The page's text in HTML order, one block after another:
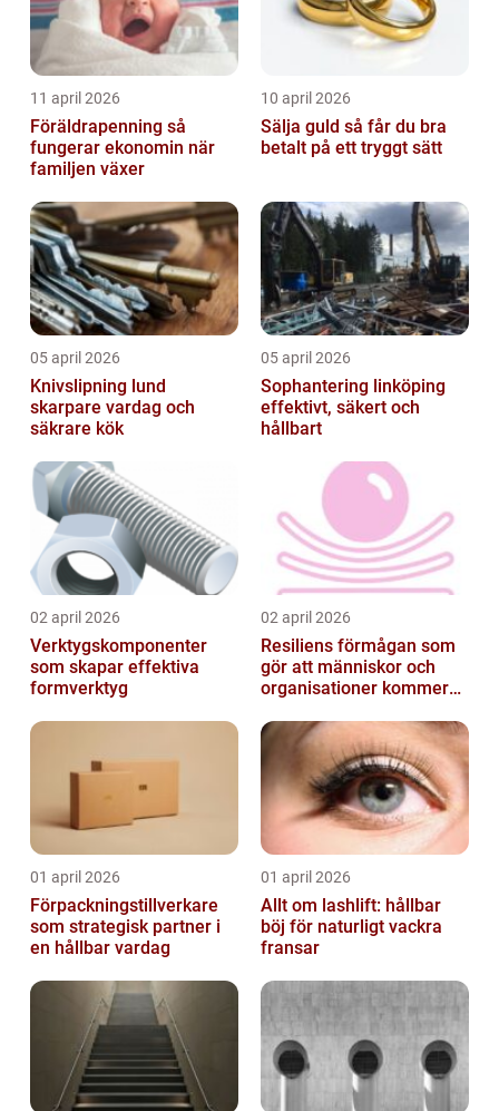
11 april 2026
Föräldrapenning så
fungerar ekonomin när
familjen växer
10 april 2026
Sälja guld så får du bra
betalt på ett tryggt sätt
05 april 2026
Knivslipning lund
skarpare vardag och
säkrare kök
05 april 2026
Sophantering linköping
effektivt, säkert och
hållbart
02 april 2026
Verktygskomponenter
som skapar effektiva
formverktyg
02 april 2026
Resiliens förmågan som
gör att människor och
organisationer kommer
01 april 2026
Förpackningstillverkare
som strategisk partner i
en hållbar vardag
01 april 2026
Allt om lashlift: hållbar
böj för naturligt vackra
fransar